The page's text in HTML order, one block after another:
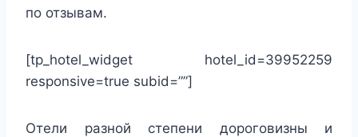
по отзывам.
[tp_hotel_widget hotel_id=39952259
responsive=true subid=””]
Отели разной степени дороговизны и